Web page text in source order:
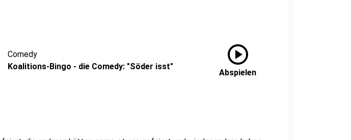
Comedy
Koalitions-Bingo - die Comedy: "Söder isst"
play_circle
Abspielen